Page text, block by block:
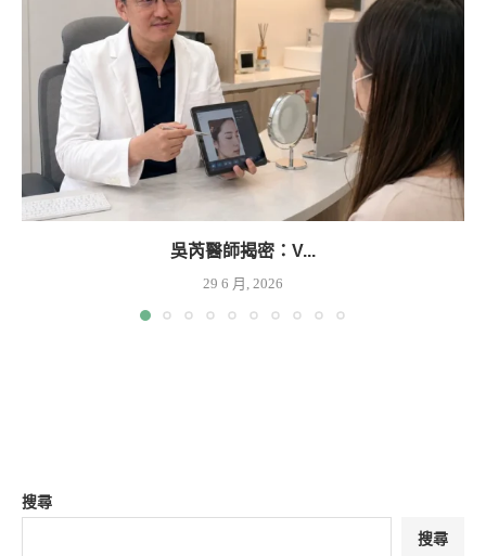
吳芮醫師揭密：V...
29 6 月, 2026
搜尋
搜尋